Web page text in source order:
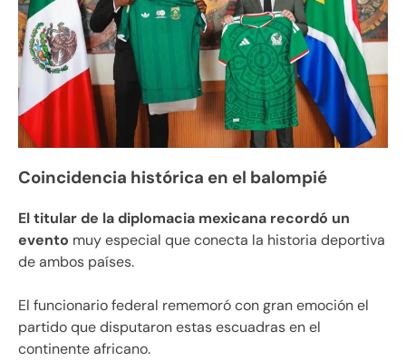
Coincidencia histórica en el balompié
El titular de la diplomacia mexicana recordó un
evento muy especial que conecta la historia deportiva
de ambos países.
El funcionario federal rememoró con gran emoción el
partido que disputaron estas escuadras en el
continente africano.